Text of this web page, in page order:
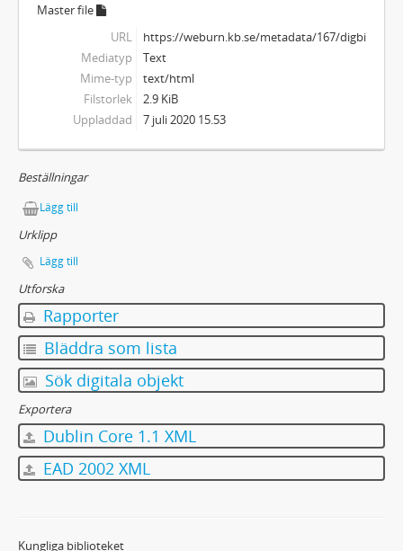
Master file
URL
https://weburn.kb.se/metadata/167/
Mediatyp
Text
Mime-typ
text/html
Filstorlek
2.9 KiB
Uppladdad
7 juli 2020 15.53
Beställningar
Lägg till
Urklipp
Lägg till
Utforska
Rapporter
Bläddra som lista
Sök digitala objekt
Exportera
Dublin Core 1.1 XML
EAD 2002 XML
Kungliga biblioteket